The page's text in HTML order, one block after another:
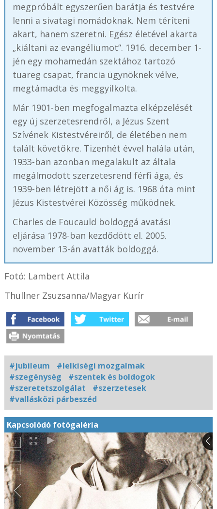
megpróbált egyszerűen barátja és testvére
lenni a sivatagi nomádoknak. Nem téríteni
akart, hanem szeretni. Egész életével akarta
„kiáltani az evangéliumot”. 1916. december 1-
jén egy mohamedán szektához tartozó
tuareg csapat, francia ügynöknek vélve,
megtámadta és meggyilkolta.
Már 1901-ben megfogalmazta elképzelését
egy új szerzetesrendről, a Jézus Szent
Szívének Kistestvéreiről, de életében nem
talált követőkre. Tizenhét évvel halála után,
1933-ban azonban megalakult az általa
megálmodott szerzetesrend férfi ága, és
1939-ben létrejött a női ág is. 1968 óta mint
Jézus Kistestvérei Közösség működnek.
Charles de Foucauld boldoggá avatási
eljárása 1978-ban kezdődött el. 2005.
november 13-án avatták boldoggá.
Fotó: Lambert Attila
Thullner Zsuzsanna/Magyar Kurír
#jubileum
#lelkiségi mozgalmak
#szegénység
#szentek és boldogok
#szeretetszolgálat
#szerzetesek
#vallásközi párbeszéd
Kapcsolódó fotógaléria